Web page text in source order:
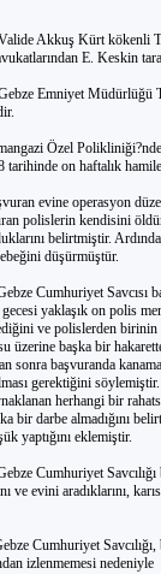
Akkuş Kürt kökenli
E. Keskin
Emniyet Müdürlüğü
Özel
on haftalık
evine operasyon
polislerin kendisini
belirtmiştir.
düşürmüştür.
Cumhuriyet Savcısı
yaklaşık on polis
ve polislerden birinin
üzerine başka bir
sonra başvuranda
gerektiğini
herhangi bir
bir darbe almadığını
yaptığını eklemiştir.
Cumhuriyet
ve evini aradıklarını,
Cumhuriyet Savcılığı,
izlenmemesi nedeniyle